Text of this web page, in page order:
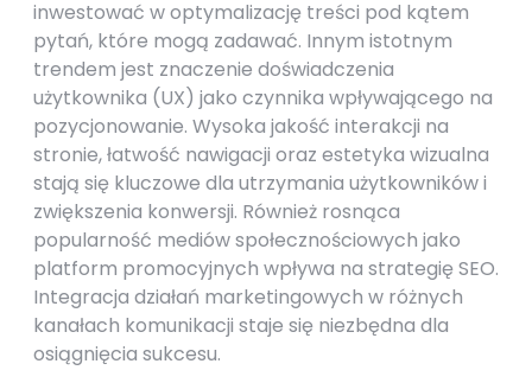
inwestować w optymalizację treści pod kątem
pytań, które mogą zadawać. Innym istotnym
trendem jest znaczenie doświadczenia
użytkownika (UX) jako czynnika wpływającego na
pozycjonowanie. Wysoka jakość interakcji na
stronie, łatwość nawigacji oraz estetyka wizualna
stają się kluczowe dla utrzymania użytkowników i
zwiększenia konwersji. Również rosnąca
popularność mediów społecznościowych jako
platform promocyjnych wpływa na strategię SEO.
Integracja działań marketingowych w różnych
kanałach komunikacji staje się niezbędna dla
osiągnięcia sukcesu.